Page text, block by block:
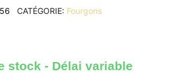
CATÉGORIE Fourgons
stock - Délai variable